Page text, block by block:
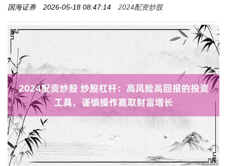
国海证券 2026-05-18 08:47:14 2024配资炒股